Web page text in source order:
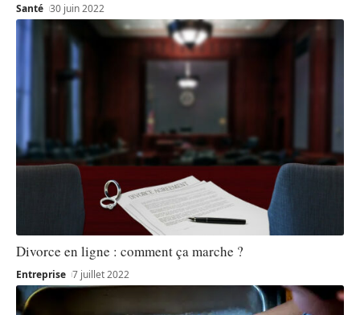
Santé 30 juin 2022
Divorce en ligne : comment ça marche ?
Entreprise 7 juillet 2022